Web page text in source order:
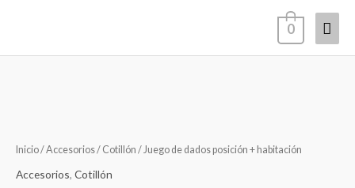
0
Inicio/Accesorios/ Cotillón / Juego de dados posición + habitación
Accesorios, Cotillón
dados
posición